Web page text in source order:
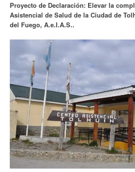
Proyecto de Declaración: Elevar la
Asistencial de Salud de la Ciudad de
del Fuego, A.e.I.A.S..